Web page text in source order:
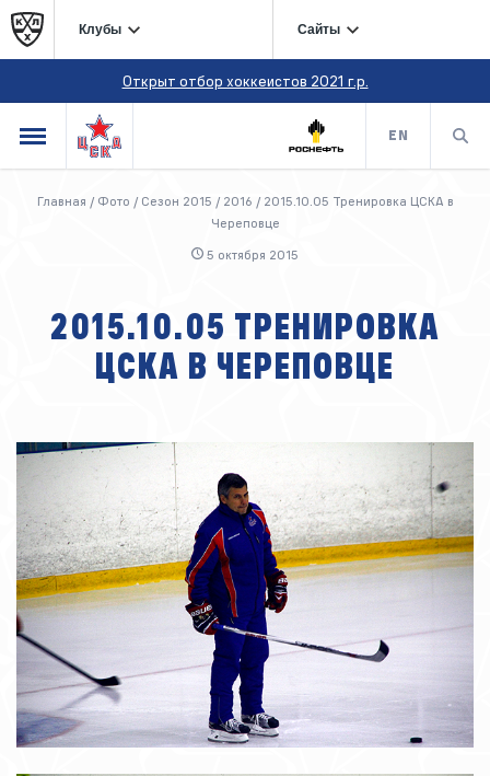
Клубы Сайты
Открыт отбор хоккеистов 2021 г.р.
EN
Главная / Фото / Сезон 2015 / 2016 / 2015.10.05 Тренировка ЦСКА в
Череповце
5 октября 2015
2015.10.05 ТРЕНИРОВКА
ЦСКА В ЧЕРЕПОВЦЕ